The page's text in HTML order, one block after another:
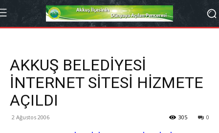
AKKUŞ BELEDİYESİ
İNTERNET SİTESİ HİZMETE
AÇILDI
2 Ağustos 2006 0
305